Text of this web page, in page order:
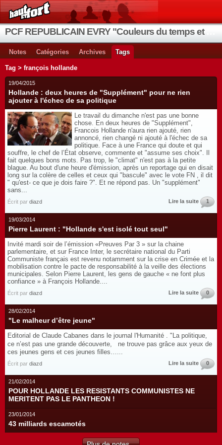
Notes Catégories Archives Tags
Tag > françois hollande
19/04/2015
Hollande : deux heures de "Supplément" pour ne rien
ajouter à l'échec de sa politique
Le travail du dimanche n'est pas une bonne
chose. En deux heures de "Supplément",
Francois Hollande n'aura rien ajouté, rien
annoncé, rien changé ni ajouté à l'échec de sa
politique. Face à une France qui doute et qui
souffre, le chef de l’État observe, commente et "assume ses choix". Il
fait quelques bons mots. Pas trop, le "climat" n'est pas à la petite
blague. Au bout d'une heure d'émission, après un reportage qui en disait
long sur la colère de celles et ceux qui "bascule" avec le vote FN , il dit
" qu'est- ce que je dois faire ?". Et ne répond pas. Un "supplément"
sans...
Écrit par diazd Lire la suite 1
19/03/2014
Pierre Laurent : "Hollande s'est isolé tout seul"
Invité mardi soir de l’émission «Preuves Par 3 » sur la chaine
parlementaire, et sur France Inter, le secrétaire national du Parti
Communiste français est revenu notamment sur la crise en Crimée et la
mobilisation contre le pacte de responsabilité à la veille des élections
municipales. Selon Pierre Laurent, les gens de gauche « ne font plus
confiance » à François Hollande....
Écrit par diazd Lire la suite 0
28/02/2014
"Le malheur d’être jeune"
Editorial de Claude Cabanes dans le journal l'Humanité . "La politique,
ce n’est pas une grande découverte, ne trouve pas grâce aux yeux de
ces jeunes gens et ces jeunes filles…...
Écrit par diazd Lire la suite 0
21/02/2014
POUR HOLLANDE LES RESISTANTS COMMUNISTES NE
MERITENT PAS LE PANTHEON !
23/01/2014
43 milliards escamotés